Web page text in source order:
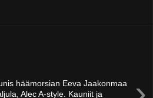
häämorsian Eeva Jaakonmaa
Alec A-style. Kauniit ja